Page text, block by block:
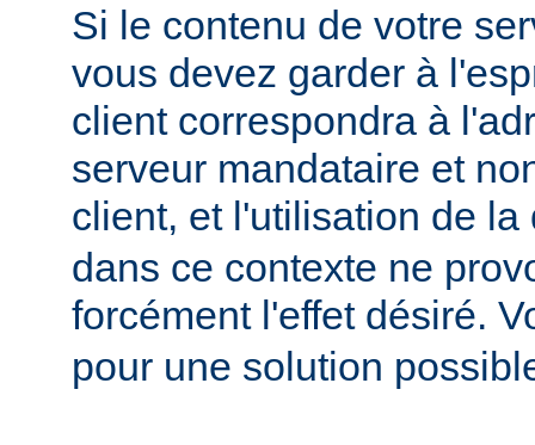
Si le contenu de votre
vous devez garder à
client correspondra à
serveur mandataire et
client, et l'utilisation de
dans ce contexte ne
forcément l'effet désiré.
pour une solution